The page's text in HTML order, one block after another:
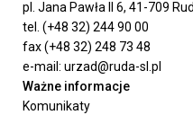
pl. Jana Pawła II 6, 41-709
tel. (+48 32) 244 90 00
fax (+48 32) 248 73 48
e-mail: urzad@ruda-sl.pl
Ważne informacje
Komunikaty